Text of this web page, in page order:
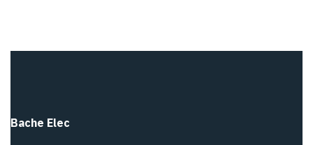
Bache Elec